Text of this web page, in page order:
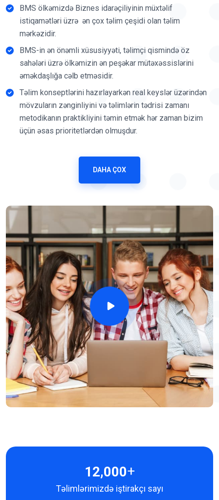
BMS ölkəmizdə Biznes idarəçiliyinin müxtəlif
istiqamətləri üzrə ən çox təlim çeşidi olan təlim
mərkəzidir.
BMS-in ən önəmli xüsusiyyəti, təlimçi qismində öz
sahələri üzrə ölkəmizin ən peşəkar mütəxəssislərini
əməkdaşlığa cəlb etməsidir.
Təlim konseptlərini hazırlayarkən real keyslər üzərindən
mövzuların zənginliyini və təlimlərin tədrisi zamanı
metodikanın praktikliyini təmin etmək hər zaman bizim
üçün əsas prioritetlərdən olmuşdur.
iştirakçılarımıza və məzunlarımıza istər iş prosesi
zamanı yaranan çətinliklərində, istərsə də karyera
yollarında hər zaman dəstək olmağı əsas
sessiyaları təşkil etməyimiz bizə çox zəngin təcrübə və
yüksək peşəkarlıq qazandırmışdır.
1000-ə yaxın şirkət korporativ müqavilə əsasında
əməkdaşlarının açıq qrup təlimlərimizdə iştirakını təmin
etməklə yanaşı 80-dən çox şirkətin əməkdaşları üçün
korporativ təlimlər təşkil etmişik.
Ölkəmizin ən önəmli dövlət qurumlarından Azərbaycan
Respublikasının Elm və Təhsil Nazirliyi, Ekologiya və
Təbii Sərvətlər Nazirliyi, Azərbaycan Respublikası Dövlət
Neft Şirkəti - SOCAR, Azərbaycan Xəzər Dəniz Gəmiçiliyi,
Azərbaycan Dəmir Yolları İdarəsi, Bakı Metropoliteni və s.
kimi qurumlarla korporativ əməkdaşlıqlarla yanaşı özəl
sektorun da öncül şirkətlərindən Kapital bank, Azərsun,
Paşa bank, Veysəloğlu, Paşa Sığorta, Xalq bank, MKT
təlim mərkəzi olaraq qazanmış olduğu etimad və nüfusun
nə qədər yüksək olduğunu göstərir.
bazarında BMS təlim sertifikatı şirkətlər və işə götürənlər
DAHA ÇOX
12,000+
Təlimlərimizdə iştirakçı sayı